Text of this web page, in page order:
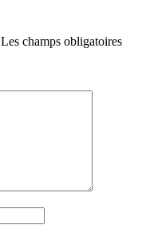
Les champs obligatoires